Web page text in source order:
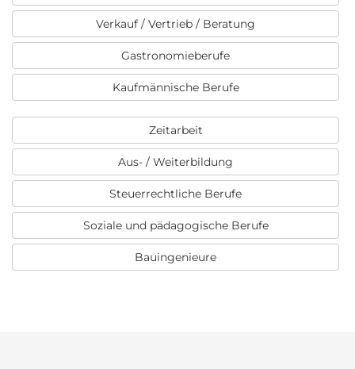
Verkauf / Vertrieb / Beratung
Gastronomieberufe
Kaufmännische Berufe
Zeitarbeit
Aus- / Weiterbildung
Steuerrechtliche Berufe
Soziale und pädagogische Berufe
Bauingenieure